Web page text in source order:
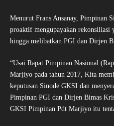
Menurut Frans Ansanay, Pimpinan
proaktif mengupayakan
hingga melibatkan PGI dan Dirjen
“Usai Rapat Pimpinan Nasional
Marjiyo pada tahun 2017, Kita
keputusan Sinode GKSI dan
Pimpinan PGI dan Dirjen Bimas
GKSI Pimpinan Pdt Marjiyo itu